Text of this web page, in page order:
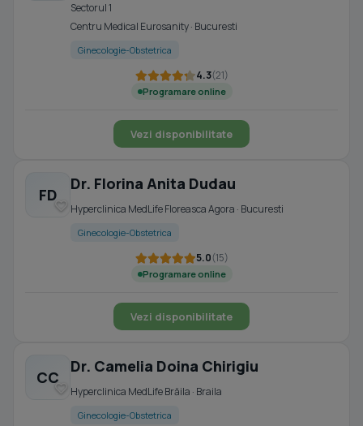
Sectorul 1
Centru Medical Eurosanity · Bucuresti
Ginecologie-Obstetrica
4.3(21)
Programare online
Vezi disponibilitate
FD
Dr. Florina Anita Dudau
Hyperclinica MedLife Floreasca Agora · Bucuresti
Ginecologie-Obstetrica
5.0(15)
Programare online
Vezi disponibilitate
CC
Dr. Camelia Doina Chirigiu
Hyperclinica MedLife Brăila · Braila
Ginecologie-Obstetrica